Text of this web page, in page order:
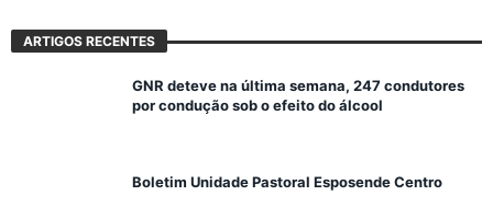
ARTIGOS RECENTES
GNR deteve na última semana, 247 condutores
por condução sob o efeito do álcool
Boletim Unidade Pastoral Esposende Centro